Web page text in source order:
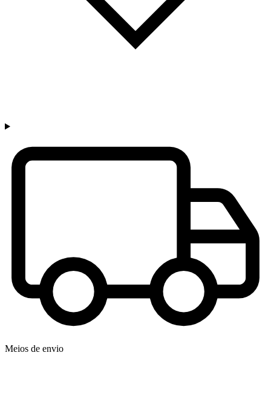
Meios de envio